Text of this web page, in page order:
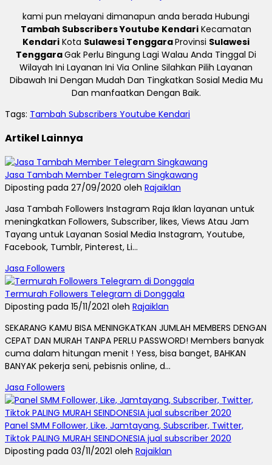
kami pun melayani dimanapun anda berada Hubungi
Tambah Subscribers Youtube Kendari Kecamatan
Kendari Kota Sulawesi TenggaraProvinsi Sulawesi
TenggaraGak Perlu Bingung Lagi Walau Anda Tinggal Di
Wilayah Ini Layanan Ini Via Online Silahkan Pilih Layanan
Dibawah Ini Dengan Mudah Dan Tingkatkan Sosial Media Mu
Dan manfaatkan Dengan Baik.
Tags: Tambah Subscribers Youtube Kendari
Artikel Lainnya
Jasa Tambah Member Telegram Singkawang
Diposting pada 27/09/2020 oleh Rajaiklan
Jasa Tambah Followers Instagram Raja Iklan layanan untuk
meningkatkan Followers, Subscriber, likes, Views Atau Jam
Tayang untuk Layanan Sosial Media Instagram, Youtube,
Facebook, Tumblr, Pinterest, Li...
Jasa Followers
Termurah Followers Telegram di Donggala
Diposting pada 15/11/2021 oleh Rajaiklan
SEKARANG KAMU BISA MENINGKATKAN JUMLAH MEMBERS DENGAN
CEPAT DAN MURAH TANPA PERLU PASSWORD! Members banyak
cuma dalam hitungan menit ! Yess, bisa banget, BAHKAN
BANYAK pekerja seni, pebisnis online, d...
Jasa Followers
Panel SMM Follower, Like, Jamtayang, Subscriber, Twitter,
Tiktok PALING MURAH SEINDONESIA jual subscriber 2020
Diposting pada 03/11/2021 oleh Rajaiklan